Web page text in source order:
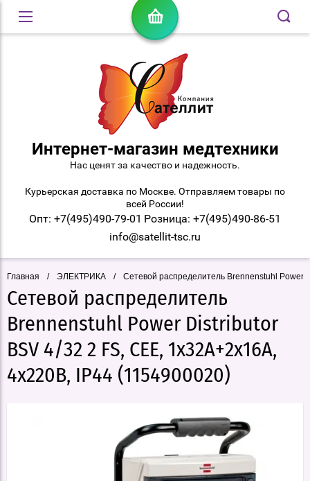
Интернет-магазин медтехники
Нас ценят за качество и надежность.
Курьерская доставка по Москве. Отправляем товары по
всей России!
Опт: +7(495)490-79-01 Розница: +7(495)490-86-51
info@satellit-tsc.ru
Главная / ЭЛЕКТРИКА / Сетевой распределитель Brennenstuhl Power
Сетевой распределитель
Brennenstuhl Power Distributor
BSV 4/32 2 FS, CEE, 1x32A+2x16A,
4х220В, IP44 (1154900020)